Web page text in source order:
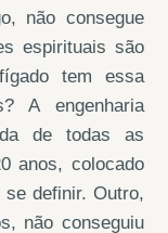
não consegue
espirituais são
tem essa
A engenharia
de todas as
anos, colocado
definir. Outro,
não conseguiu